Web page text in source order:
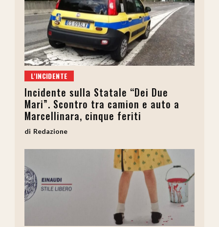
L'INCIDENTE
Incidente sulla Statale “Dei Due
Mari”. Scontro tra camion e auto a
Marcellinara, cinque feriti
Redazione